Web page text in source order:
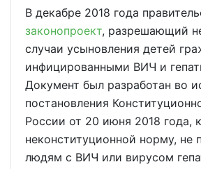
В декабре 2018 года
законопроект, разрешающий
случаи усыновления детей
инфицированными ВИЧ и
Документ был разработан во
постановления
России от 20 июня 2018 года,
неконституционной норму,
людям с ВИЧ или вирусом